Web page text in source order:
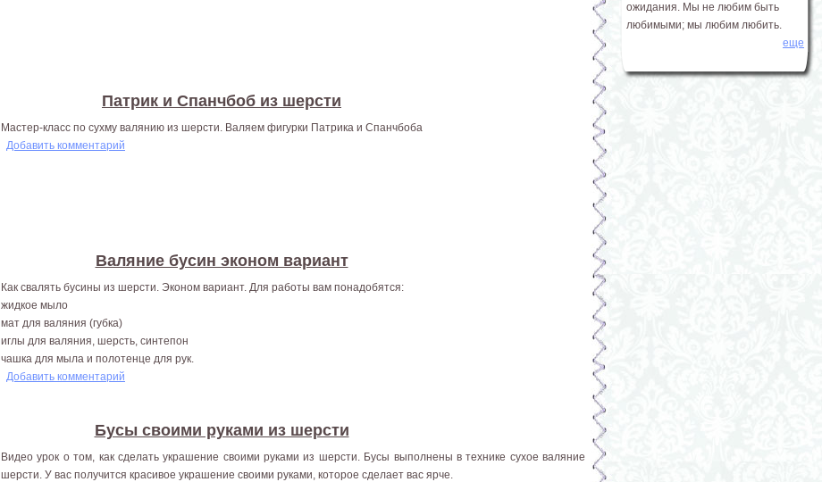
Патрик и Спанчбоб из шерсти
Мастер-класс по сухму валянию из шерсти. Валяем фигурки Патрика и Спанчбоба
Добавить комментарий
Валяние бусин эконом вариант
Как свалять бусины из шерсти. Эконом вариант. Для работы вам понадобятся:
жидкое мыло
мат для валяния (губка)
иглы для валяния, шерсть, синтепон
чашка для мыла и полотенце для рук.
Добавить комментарий
Бусы своими руками из шерсти
Видео урок о том, как сделать украшение своими руками из шерсти. Бусы выполнены в технике сухое валяние
шерсти. У вас получится красивое украшение своими руками, которое сделает вас ярче.
ожидания. Мы не любим быть
любимыми; мы любим любить.
еще